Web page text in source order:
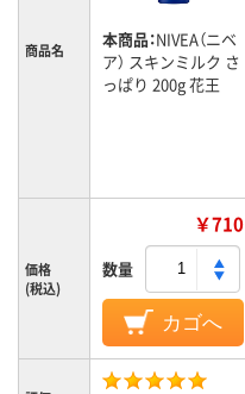
商品名 本商品：NIVEA（ニベ
ア） スキンミルク さ
っぱり 200g 花王
価格
(税込)
￥710
数量
カゴへ